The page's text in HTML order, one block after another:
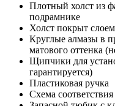
Плотный холст из
подрамнике
Холст покрыт
Круглые алмазы в
матового оттенка
Щипчики для
гарантируется)
Пластиковая ручка
Схема